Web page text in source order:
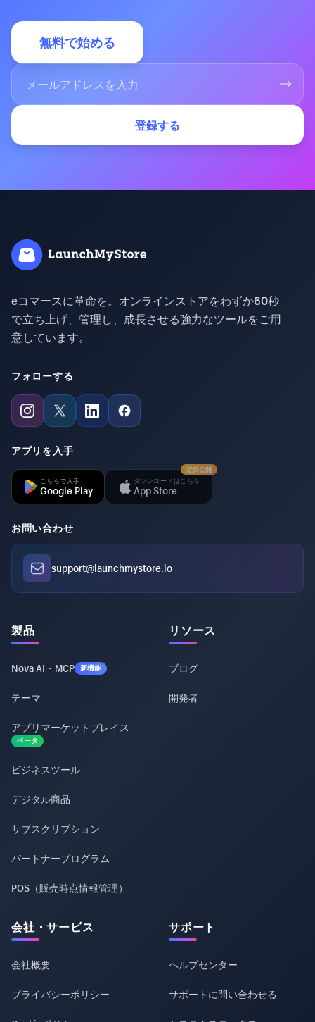
無料で始める
登録する
eコマースに革命を。オンラインストアをわずか60秒
で立ち上げ、管理し、成長させる強力なツールをご用
意しています。
フォローする
アプリを入手
こちらで入手
Google Play
ダウンロードはこちら
App Store
近日公開
お問い合わせ
support@launchmystore.io
製品
Nova AI・MCP 新機能
テーマ
アプリマーケットプレイス
ベータ
ビジネスツール
デジタル商品
サブスクリプション
パートナープログラム
POS（販売時点情報管理）
リソース
ブログ
開発者
会社・サービス
会社概要
プライバシーポリシー
サポート
ヘルプセンター
サポートに問い合わせる